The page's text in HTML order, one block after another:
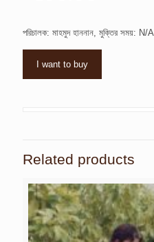
পরিচালক: মাহমুদ হাননান, মুক্তির সময়: N/A
I want to buy
Related products